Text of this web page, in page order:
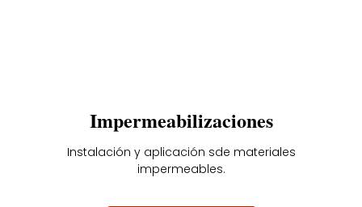
Impermeabilizaciones
Instalación y aplicación sde materiales
impermeables.